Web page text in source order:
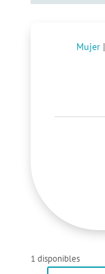
Mujer |
1 disponibles